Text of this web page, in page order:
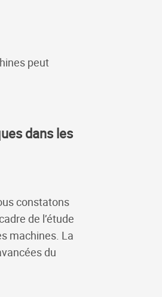
peut
dans les
constatons
de l’étude
machines. La
du